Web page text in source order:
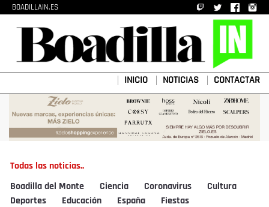
BOADILLAIN.ES
INICIO NOTICIAS CONTACTAR
Todas las noticias..
Boadilla del Monte Ciencia Coronavirus
Cultura
Deportes
Educación España
Fiestas